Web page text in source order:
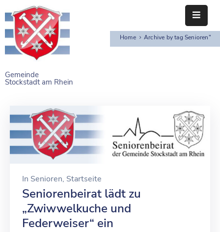
Gemeinde
Stockstadt am Rhein
STARTSEITE
BÜRGERSERVICE
EINRICHTUNGEN
NAHERHOLUNG
FREIZEITEINRICHTUNGEN
VEREINE
Home Archive by tag Senioren"
In Senioren‚ Startseite
Seniorenbeirat lädt zu
„Zwiwwelkuche und
Federweiser“ ein